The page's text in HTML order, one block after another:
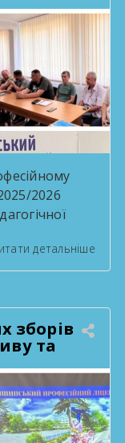
2026
розглянуто
рішень
період
на наступні
[…]
детальніше
зборів
та